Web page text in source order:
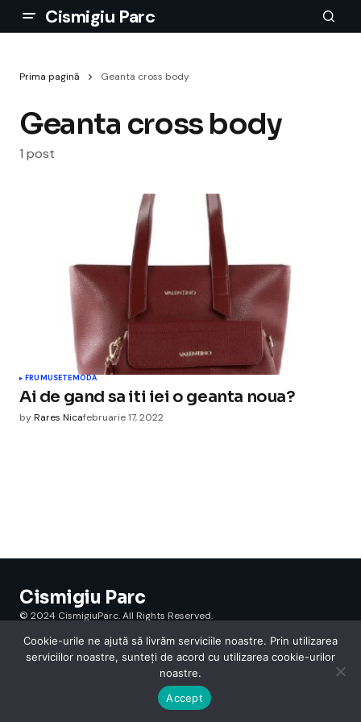
Cismigiu Parc
Prima pagină Geanta cross body
Geanta cross body
1 post
FRUMUSETEMODA
Ai de gand sa iti iei o geanta noua?
byRares Nicafebruarie 17, 2022
Cismigiu Parc
© 2024 CismigiuParc. All Rights Reserved.
Cookie-urile ne ajută să livrăm serviciile noastre. Prin utilizarea
serviciilor noastre, sunteți de acord cu utilizarea cookie-urilor
noastre.
Accept